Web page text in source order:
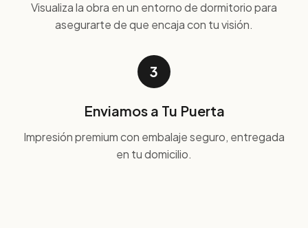
Visualiza la obra en un entorno de dormitorio para
asegurarte de que encaja con tu visión.
3
Enviamos a Tu Puerta
Impresión premium con embalaje seguro, entregada
en tu domicilio.